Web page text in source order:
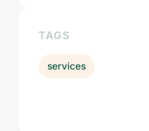
TAGS
services